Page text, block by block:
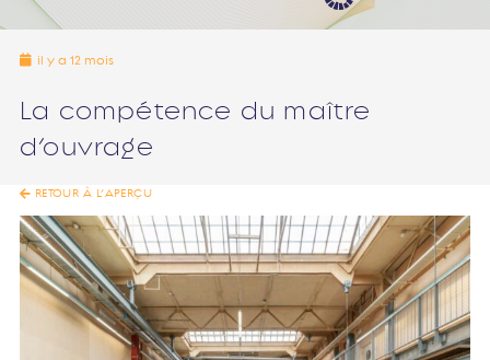
il y a 12 mois
La compétence du maître
d’ouvrage
RETOUR À L’APERÇU